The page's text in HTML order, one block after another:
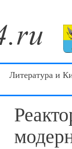
Литература и